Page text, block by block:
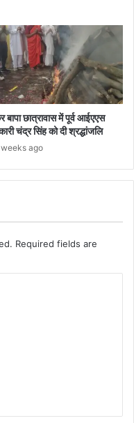
बापा छात्रावास में पूर्व आईएएस
चंद्र सिंह को दी श्रद्धांजलि
ago
Required fields are